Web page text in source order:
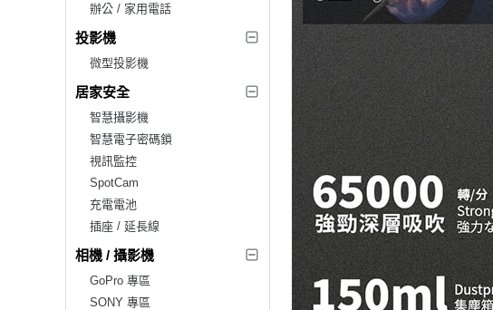
辦公 / 家用電話
投影機
微型投影機
居家安全
智慧攝影機
智慧電子密碼鎖
視訊監控
SpotCam
充電電池
插座 / 延長線
相機 / 攝影機
GoPro 專區
SONY 專區